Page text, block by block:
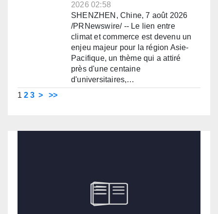
2026 02:58
SHENZHEN, Chine, 7 août 2026
/PRNewswire/ -- Le lien entre
climat et commerce est devenu un
enjeu majeur pour la région Asie-
Pacifique, un thème qui a attiré
près d'une centaine
d'universitaires,…
1 2 3 > >>